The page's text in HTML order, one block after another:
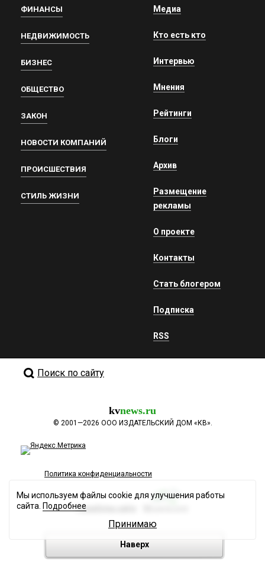
ФИНАНСЫ
НЕДВИЖИМОСТЬ
БИЗНЕС
ОБЩЕСТВО
ЗАКОН
НОВОСТИ КОМПАНИЙ
ПРОИСШЕСТВИЯ
СТИЛЬ ЖИЗНИ
Медиа
Кто есть кто
Интервью
Мнения
Рейтинги
Блоги
Архив
Размещение
рекламы
О проекте
Контакты
Стать блогером
Подписка
RSS
Поиск по сайту
kvnews.ru
© 2001—2026 ООО ИЗДАТЕЛЬСКИЙ ДОМ «КВ».
Политика конфиденциальности
Разработка сайта
Наверх
Мы используем файлы cookie для улучшения работы
сайта. Подробнее
Принимаю